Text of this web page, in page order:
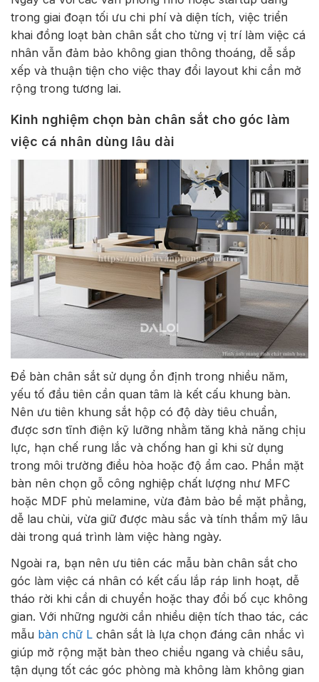
trong giai đoạn tối ưu chi phí và diện tích, việc triển
khai đồng loạt bàn chân sắt cho từng vị trí làm việc cá
nhân vẫn đảm bảo không gian thông thoáng, dễ sắp
xếp và thuận tiện cho việc thay đổi layout khi cần mở
rộng trong tương lai.
Kinh nghiệm chọn bàn chân sắt cho góc làm
việc cá nhân dùng lâu dài
Để bàn chân sắt sử dụng ổn định trong nhiều năm,
yếu tố đầu tiên cần quan tâm là kết cấu khung bàn.
Nên ưu tiên khung sắt hộp có độ dày tiêu chuẩn,
được sơn tĩnh điện kỹ lưỡng nhằm tăng khả năng chịu
lực, hạn chế rung lắc và chống han gỉ khi sử dụng
trong môi trường điều hòa hoặc độ ẩm cao. Phần mặt
bàn nên chọn gỗ công nghiệp chất lượng như MFC
hoặc MDF phủ melamine, vừa đảm bảo bề mặt phẳng,
dễ lau chùi, vừa giữ được màu sắc và tính thẩm mỹ lâu
dài trong quá trình làm việc hàng ngày.
Ngoài ra, bạn nên ưu tiên các mẫu bàn chân sắt cho
góc làm việc cá nhân có kết cấu lắp ráp linh hoạt, dễ
tháo rời khi cần di chuyển hoặc thay đổi bố cục không
gian. Với những người cần nhiều diện tích thao tác, các
mẫu bàn chữ L chân sắt là lựa chọn đáng cân nhắc vì
giúp mở rộng mặt bàn theo chiều ngang và chiều sâu,
tận dụng tốt các góc phòng mà không làm không gian